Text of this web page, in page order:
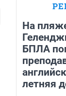
На
БПЛА
летняя